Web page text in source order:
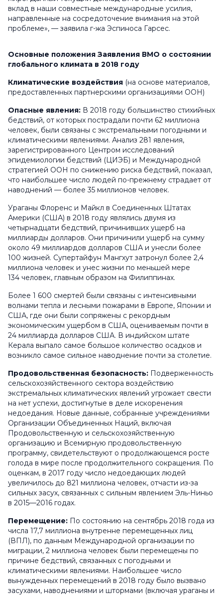
вклад в наши совместные международные усилия,
направленные на сосредоточение внимания на этой
проблеме», — заявила г-жа Эспиноса Гарсес.
Основные положения Заявления ВМО о состоянии
глобального климата в 2018 году
Климатические воздействия (на основе материалов,
предоставленных партнерскими организациями ООН)
Опасные явления: В 2018 году большинство стихийных
бедствий, от которых пострадали почти 62 миллиона
человек, были связаны с экстремальными погодными и
климатическими явлениями. Анализ 281 явления,
зарегистрированного Центром исследований
эпидемиологии бедствий (ЦИЭБ) и Международной
стратегией ООН по снижению риска бедствий, показал,
что наибольшее число людей по-прежнему страдает от
наводнений — более 35 миллионов человек.
Ураганы Флоренс и Майкл в Соединенных Штатах
Америки (США) в 2018 году являлись двумя из
четырнадцати бедствий, причинивших ущерб на
миллиарды долларов. Они причинили ущерб на сумму
около 49 миллиардов долларов США и унесли более
100 жизней. Супертайфун Мангхут затронул более 2,4
миллиона человек и унес жизни по меньшей мере
134 человек, главным образом на Филиппинах.
Более 1 600 смертей были связаны с интенсивными
волнами тепла и лесными пожарами в Европе, Японии и
США, где они были сопряжены с рекордным
экономическим ущербом в США, оцениваемым почти в
24 миллиарда долларов США. В индийском штате
Керала выпало самое большое количество осадков и
возникло самое сильное наводнение почти за столетие.
Продовольственная безопасность: Подверженность
сельскохозяйственного сектора воздействию
экстремальных климатических явлений угрожает свести
на нет успехи, достигнутые в деле искоренения
недоедания. Новые данные, собранные учреждениями
Организации Объединенных Наций, включая
Продовольственную и сельскохозяйственную
организацию и Всемирную продовольственную
программу, свидетельствуют о продолжающемся росте
голода в мире после продолжительного сокращения. По
оценкам, в 2017 году число недоедающих людей
увеличилось до 821 миллиона человек, отчасти из-за
сильных засух, связанных с сильным явлением Эль-Ниньо
в 2015—2016 годах.
Перемещение: По состоянию на сентябрь 2018 года из
числа 17,7 миллиона внутренне перемещенных лиц
(ВПЛ), по данным Международной организации по
миграции, 2 миллиона человек были перемещены по
причине бедствий, связанных с погодными и
климатическими явлениями. Наибольшее число
вынужденных перемещений в 2018 году было вызвано
засухами, наводнениями и штормами (включая ураганы и